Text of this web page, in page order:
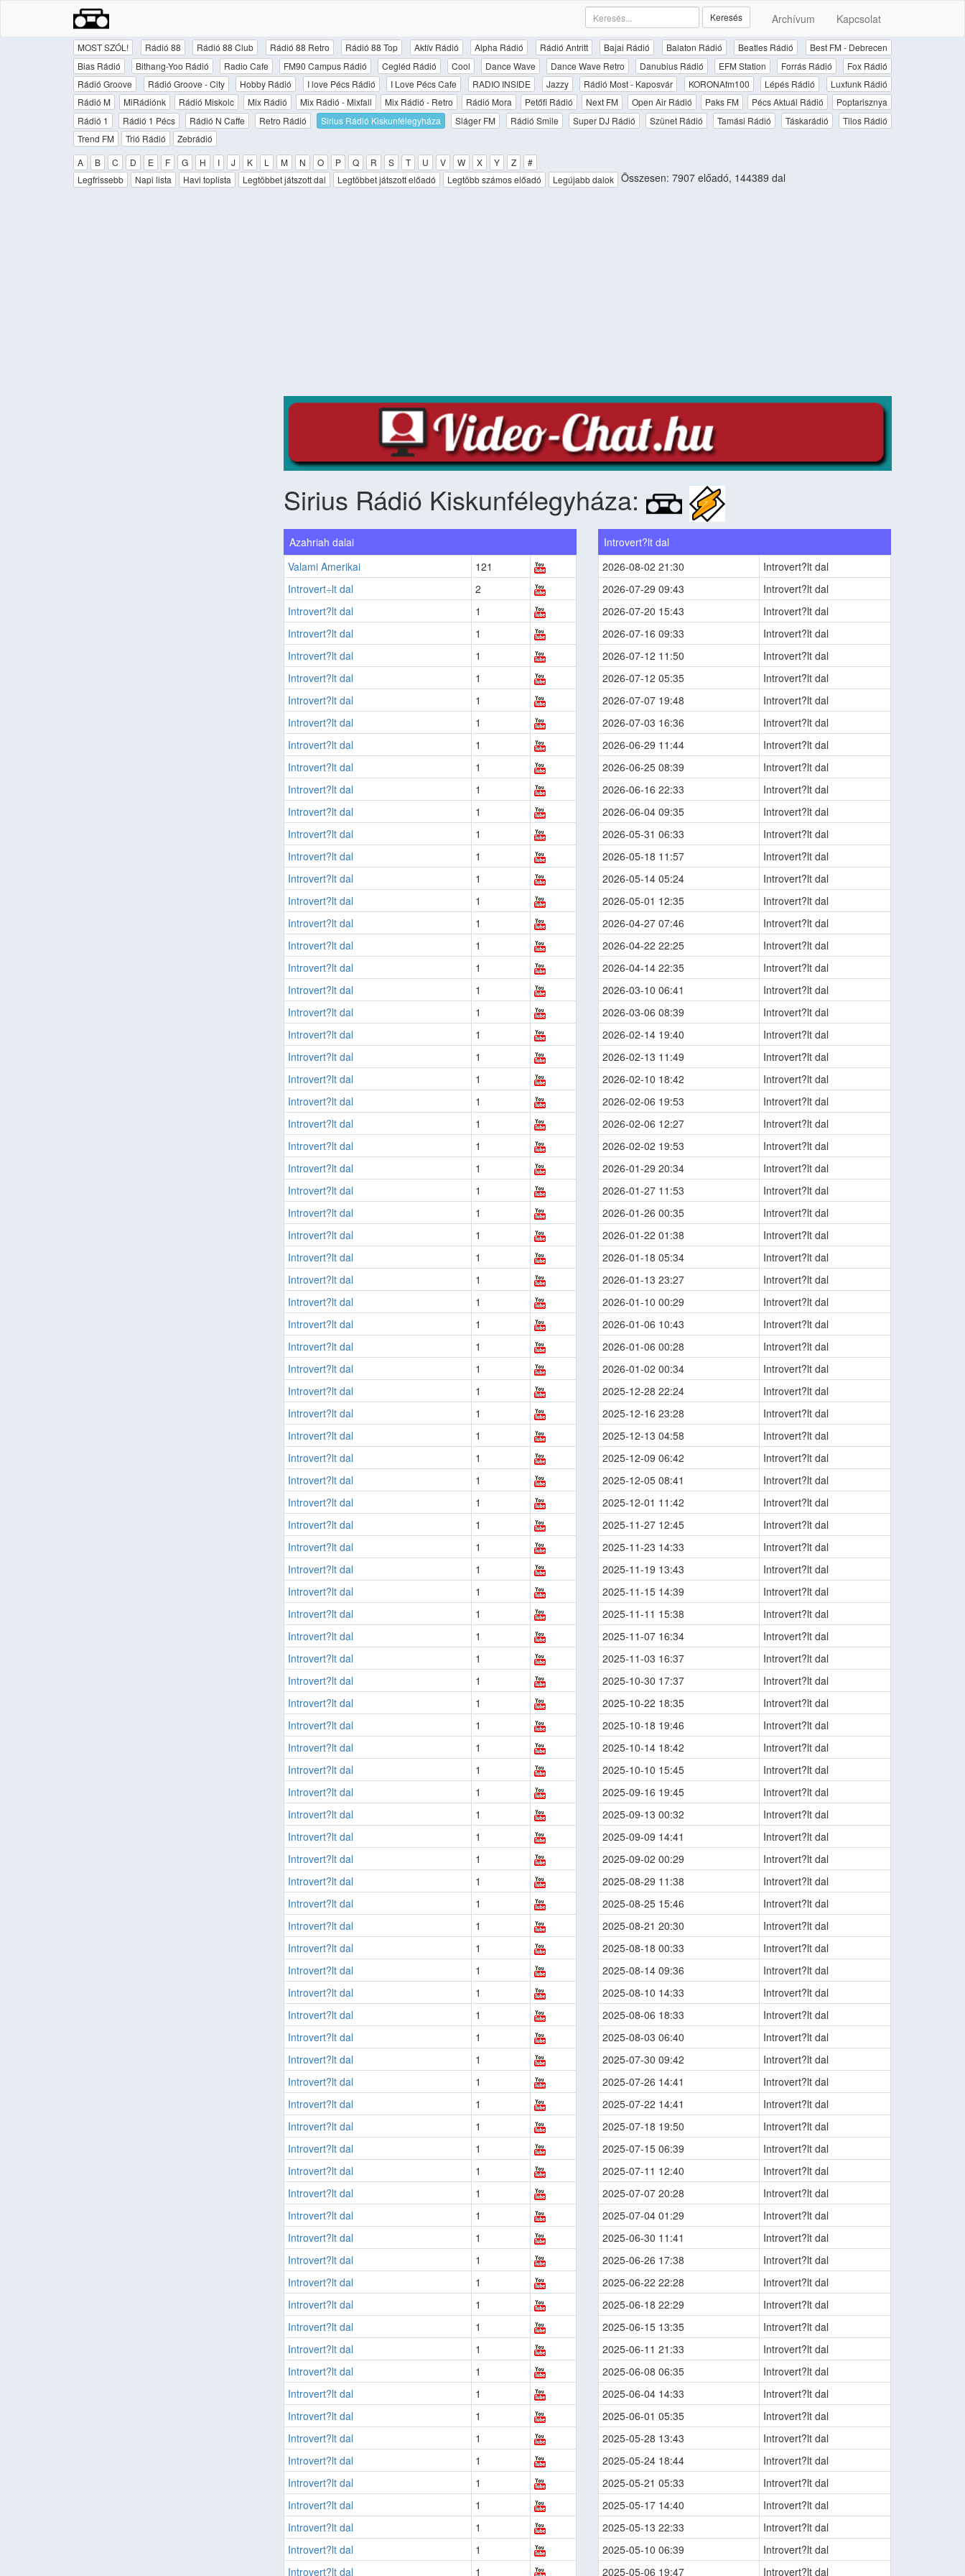
Archívum Kapcsolat
Keresés
MOST SZÓL! Rádió 88 Rádió 88 Club Rádió 88 Retro Rádió 88 Top Aktív Rádió Alpha Rádió Rádió Antritt Bajai Rádió Balaton Rádió Beatles Rádió
Best FM - Debrecen
Bias Rádió
Bithang-Yoo Rádió Radio Cafe FM90 Campus Rádió Cegléd Rádió Cool Dance Wave Dance Wave Retro Danubius Rádió EFM Station Forrás Rádió
Fox Rádió
Rádió Groove
Rádió Groove - City Hobby Rádió I love Pécs Rádió I Love Pécs Cafe RADIO INSIDE Jazzy Rádió Most - Kaposvár KORONAfm100 Lépés Rádió
Luxfunk Rádió
Rádió M
MiRádiónk Rádió Miskolc Mix Rádió Mix Rádió - Mixfall Mix Rádió - Retro Rádió Mora Petőfi Rádió Next FM Open Air Rádió Paks FM Pécs Aktuál Rádió
Poptarisznya
Rádió 1
Rádió 1 Pécs Rádió N Caffe Retro Rádió Sirius Rádió Kiskunfélegyháza Sláger FM Rádió Smile Super DJ Rádió Szünet Rádió Tamási Rádió Táskarádió
Tilos Rádió
Trend FM
Trió Rádió
Zebrádió
A
B C D E F G H I J K L M N O P Q R S T U V W X Y Z
#
Legfrissebb
Napi lista Havi toplista Legtöbbet játszott dal Legtöbbet játszott előadó Legtöbb számos előadó Legújabb dalok Összesen: 7907 előadó, 144389 dal
Sirius Rádió Kiskunfélegyháza:
Azahriah dalai
Valami Amerikai
121
Introvert÷lt dal
2
Introvert?lt dal
1
Introvert?lt dal
1
Introvert?lt dal
1
Introvert?lt dal
1
Introvert?lt dal
1
Introvert?lt dal
1
Introvert?lt dal
1
Introvert?lt dal
1
Introvert?lt dal
1
Introvert?lt dal
1
Introvert?lt dal
1
Introvert?lt dal
1
Introvert?lt dal
1
Introvert?lt dal
1
Introvert?lt dal
1
Introvert?lt dal
1
Introvert?lt dal
1
Introvert?lt dal
1
Introvert?lt dal
1
Introvert?lt dal
1
Introvert?lt dal
1
Introvert?lt dal
1
Introvert?lt dal
1
Introvert?lt dal
1
Introvert?lt dal
1
Introvert?lt dal
1
Introvert?lt dal
1
Introvert?lt dal
1
Introvert?lt dal
1
Introvert?lt dal
1
Introvert?lt dal
1
Introvert?lt dal
1
Introvert?lt dal
1
Introvert?lt dal
1
Introvert?lt dal
1
Introvert?lt dal
1
Introvert?lt dal
1
Introvert?lt dal
1
Introvert?lt dal
1
Introvert?lt dal
1
Introvert?lt dal
1
Introvert?lt dal
1
Introvert?lt dal
1
Introvert?lt dal
1
Introvert?lt dal
1
Introvert?lt dal
1
Introvert?lt dal
1
Introvert?lt dal
1
Introvert?lt dal
1
Introvert?lt dal
1
Introvert?lt dal
1
Introvert?lt dal
1
Introvert?lt dal
1
Introvert?lt dal
1
Introvert?lt dal
1
Introvert?lt dal
1
Introvert?lt dal
1
Introvert?lt dal
1
Introvert?lt dal
1
Introvert?lt dal
1
Introvert?lt dal
1
Introvert?lt dal
1
Introvert?lt dal
1
Introvert?lt dal
1
Introvert?lt dal
1
Introvert?lt dal
1
Introvert?lt dal
1
Introvert?lt dal
1
Introvert?lt dal
1
Introvert?lt dal
1
Introvert?lt dal
1
Introvert?lt dal
1
Introvert?lt dal
1
Introvert?lt dal
1
Introvert?lt dal
1
Introvert?lt dal
1
Introvert?lt dal
1
Introvert?lt dal
1
Introvert?lt dal
1
Introvert?lt dal
1
Introvert?lt dal
1
Introvert?lt dal
1
Introvert?lt dal
1
Introvert?lt dal
1
Introvert?lt dal
1
Introvert?lt dal
1
Introvert?lt dal
1
Introvert?lt dal
1
Introvert?lt dal
1
Introvert?lt dal
2026-08-02 21:30
Introvert?lt dal
2026-07-29 09:43
Introvert?lt dal
2026-07-20 15:43
Introvert?lt dal
2026-07-16 09:33
Introvert?lt dal
2026-07-12 11:50
Introvert?lt dal
2026-07-12 05:35
Introvert?lt dal
2026-07-07 19:48
Introvert?lt dal
2026-07-03 16:36
Introvert?lt dal
2026-06-29 11:44
Introvert?lt dal
2026-06-25 08:39
Introvert?lt dal
2026-06-16 22:33
Introvert?lt dal
2026-06-04 09:35
Introvert?lt dal
2026-05-31 06:33
Introvert?lt dal
2026-05-18 11:57
Introvert?lt dal
2026-05-14 05:24
Introvert?lt dal
2026-05-01 12:35
Introvert?lt dal
2026-04-27 07:46
Introvert?lt dal
2026-04-22 22:25
Introvert?lt dal
2026-04-14 22:35
Introvert?lt dal
2026-03-10 06:41
Introvert?lt dal
2026-03-06 08:39
Introvert?lt dal
2026-02-14 19:40
Introvert?lt dal
2026-02-13 11:49
Introvert?lt dal
2026-02-10 18:42
Introvert?lt dal
2026-02-06 19:53
Introvert?lt dal
2026-02-06 12:27
Introvert?lt dal
2026-02-02 19:53
Introvert?lt dal
2026-01-29 20:34
Introvert?lt dal
2026-01-27 11:53
Introvert?lt dal
2026-01-26 00:35
Introvert?lt dal
2026-01-22 01:38
Introvert?lt dal
2026-01-18 05:34
Introvert?lt dal
2026-01-13 23:27
Introvert?lt dal
2026-01-10 00:29
Introvert?lt dal
2026-01-06 10:43
Introvert?lt dal
2026-01-06 00:28
Introvert?lt dal
2026-01-02 00:34
Introvert?lt dal
2025-12-28 22:24
Introvert?lt dal
2025-12-16 23:28
Introvert?lt dal
2025-12-13 04:58
Introvert?lt dal
2025-12-09 06:42
Introvert?lt dal
2025-12-05 08:41
Introvert?lt dal
2025-12-01 11:42
Introvert?lt dal
2025-11-27 12:45
Introvert?lt dal
2025-11-23 14:33
Introvert?lt dal
2025-11-19 13:43
Introvert?lt dal
2025-11-15 14:39
Introvert?lt dal
2025-11-11 15:38
Introvert?lt dal
2025-11-07 16:34
Introvert?lt dal
2025-11-03 16:37
Introvert?lt dal
2025-10-30 17:37
Introvert?lt dal
2025-10-22 18:35
Introvert?lt dal
2025-10-18 19:46
Introvert?lt dal
2025-10-14 18:42
Introvert?lt dal
2025-10-10 15:45
Introvert?lt dal
2025-09-16 19:45
Introvert?lt dal
2025-09-13 00:32
Introvert?lt dal
2025-09-09 14:41
Introvert?lt dal
2025-09-02 00:29
Introvert?lt dal
2025-08-29 11:38
Introvert?lt dal
2025-08-25 15:46
Introvert?lt dal
2025-08-21 20:30
Introvert?lt dal
2025-08-18 00:33
Introvert?lt dal
2025-08-14 09:36
Introvert?lt dal
2025-08-10 14:33
Introvert?lt dal
2025-08-06 18:33
Introvert?lt dal
2025-08-03 06:40
Introvert?lt dal
2025-07-30 09:42
Introvert?lt dal
2025-07-26 14:41
Introvert?lt dal
2025-07-22 14:41
Introvert?lt dal
2025-07-18 19:50
Introvert?lt dal
2025-07-15 06:39
Introvert?lt dal
2025-07-11 12:40
Introvert?lt dal
2025-07-07 20:28
Introvert?lt dal
2025-07-04 01:29
Introvert?lt dal
2025-06-30 11:41
Introvert?lt dal
2025-06-26 17:38
Introvert?lt dal
2025-06-22 22:28
Introvert?lt dal
2025-06-18 22:29
Introvert?lt dal
2025-06-15 13:35
Introvert?lt dal
2025-06-11 21:33
Introvert?lt dal
2025-06-08 06:35
Introvert?lt dal
2025-06-04 14:33
Introvert?lt dal
2025-06-01 05:35
Introvert?lt dal
2025-05-28 13:43
Introvert?lt dal
2025-05-24 18:44
Introvert?lt dal
2025-05-21 05:33
Introvert?lt dal
2025-05-17 14:40
Introvert?lt dal
2025-05-13 22:33
Introvert?lt dal
2025-05-10 06:39
Introvert?lt dal
2025-05-06 19:47
Introvert?lt dal